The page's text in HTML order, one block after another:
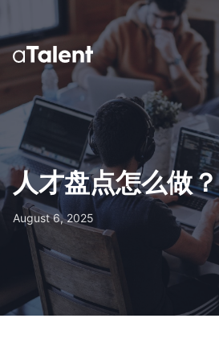
人才盘点怎么做？
August 6, 2025